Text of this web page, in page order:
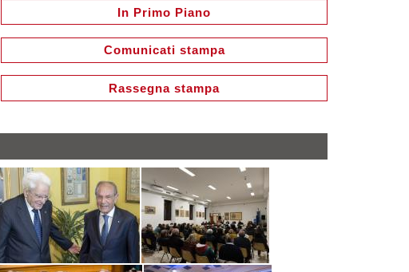
In Primo Piano
Comunicati stampa
Rassegna stampa